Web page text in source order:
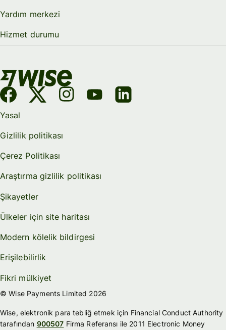
Yardım merkezi
Hizmet durumu
Yasal
Gizlilik politikası
Çerez Politikası
Araştırma gizlilik politikası
Şikayetler
Ülkeler için site haritası
Modern kölelik bildirgesi
Erişilebilirlik
Fikri mülkiyet
© Wise Payments Limited 2026
Wise, elektronik para tebliğ etmek için Financial Conduct Authority
tarafından 900507 Firma Referansı ile 2011 Electronic Money